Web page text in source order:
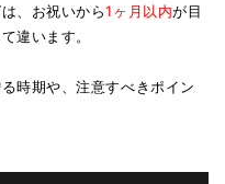
、お祝いから1ヶ月以内が目
違います。
時期や、注意すべきポイン